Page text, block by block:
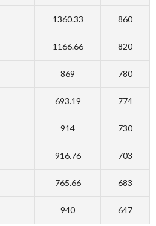
1360.33 860
1166.66 820
869 780
693.19 774
914 730
916.76 703
765.66 683
940 647